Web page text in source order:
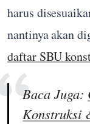
harus
nantinya akan
daftar SBU
Baca Juga:
Konstruksi